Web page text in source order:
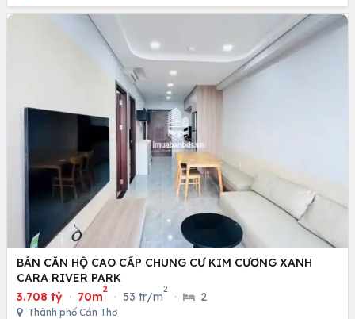
BÁN CĂN HỘ CAO CẤP CHUNG CƯ KIM CƯƠNG XANH
CARA RIVER PARK
3.708 tỷ · 70m
2
· 53 tr/m
2
· 2
Thành phố Cần Thơ